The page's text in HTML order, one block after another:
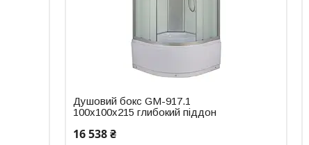
Душовий бокс GM-917.1
100x100x215 глибокий піддон
16 538 ₴